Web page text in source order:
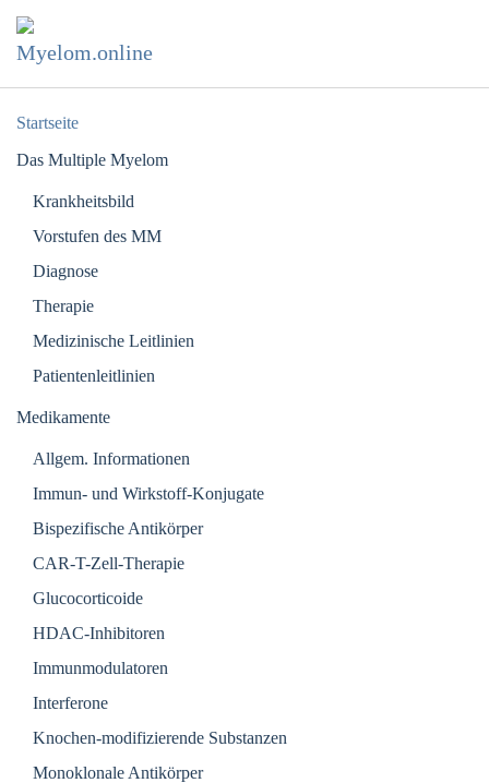
Zum Hauptinhalt springen
Startseite
Das Multiple Myelom
Krankheitsbild
Vorstufen des MM
Diagnose
Therapie
Medizinische Leitlinien
Patientenleitlinien
Medikamente
Allgem. Informationen
Immun- und Wirkstoff-Konjugate
Bispezifische Antikörper
CAR-T-Zell-Therapie
Glucocorticoide
HDAC-Inhibitoren
Immunmodulatoren
Interferone
Knochen-modifizierende Substanzen
Monoklonale Antikörper